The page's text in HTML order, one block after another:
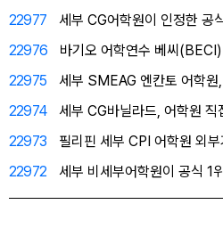
22977
세부 CG어학원이 인정한 공
22976
바기오 어학연수 베씨
22975
세부 SMEAG 엔칸토 어학
22974
세부 CG바닐라드, 어학원
22973
필리핀 세부 CPI 어학원 외
22972
세부 비세부어학원이 공식 1